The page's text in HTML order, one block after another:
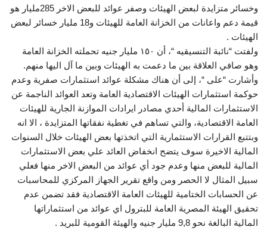
وخسائر متزايدة لبعض الهيئات وصفر عوائد للبعض الاخر 285مليار هو
قيمة دعم واعانات من الخزانة العامة للهيئات و18 مليار خسائر لبعض
الهيئات .
ولفتت “نائبة التنسيقيه “، أن ١٥٠ مليار جنيه تحملته الخزانة العامة
وهو صافي العلاقة بين ما دعمت به الهيئات وبين ما آل اليها منهم.
وأشارت “على “، إلى أن هناك مشكلة عوائد استثمارات صفرية وعدم
حوكمة استثمارات الهيئات الاقتصادية العامة وتعد العوائد الناجمة عن
الاستثمارات المالية أحدي مصادر ايرادات الموازنة الجارية للهيئات
العامة الاقتصادية، والتي تساهم في تغطية نفقاتها المتزايدة ، الا انه
وبتتبع القرارات الاستثمارية التي اتخذتها بعض الهيئات خلال السنوات
المالية الاخيرة سوف يتضح انخفاض العائد علي بعض الاستثمارات
المالية للبعض منها وعدم جود أي عوائد من البعض الاخر منها فعلي
سبيل المثال لا الحصر ومن واقع تقرير الجهاز المركزي للمحاسبات
عن الحسابات الختامية للهيئات العامة الاقتصادية فقد تضمن عدم
تحقيق الهيئة المصرية العامة للبترول اي عوائد من استثماراتها
المالية البالغة نحو 9,8 مليار جنيه والهيئة القومية للبريد .